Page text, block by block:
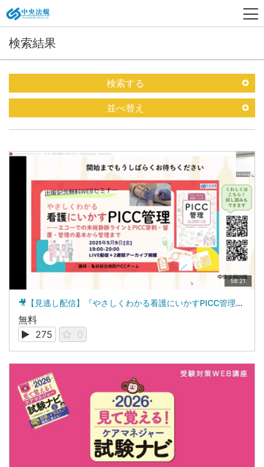
検索結果
検索する
並べ替え
58:21
🎥【見逃し配信】『やさしくわかる看護にいかすPICC管理』出版記念WEBセミナー
無料
275
0